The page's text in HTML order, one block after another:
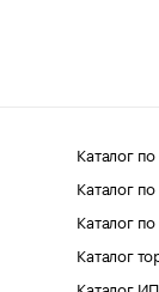
Каталог
Каталог
Каталог
Каталог
Каталог